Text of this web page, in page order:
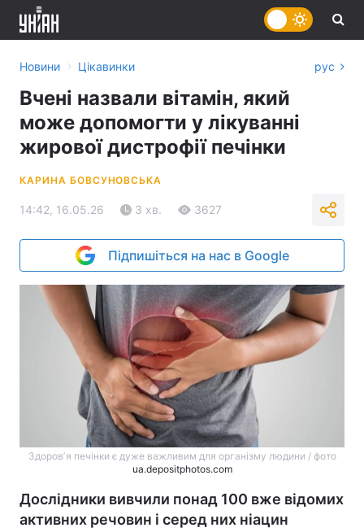
Новини › Цікавинки рус
Вчені назвали вітамін, який
може допомогти у лікуванні
жирової дистрофії печінки
КАРИНА БОВСУНОВСЬКА
14:42, 16.05.26 3 хв. 3627
Підпишіться на нас в Google
Здоровʼя печінки є дуже важливим для організму людини / фото
ua.depositphotos.com
Дослідники вивчили понад 100 вже відомих
активних речовин і серед них ніацин